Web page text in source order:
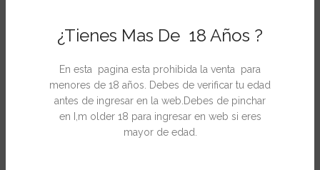
¿Tienes Mas De 18 Años ?
En esta pagina esta prohibida la venta para
menores de 18 años. Debes de verificar tu edad
antes de ingresar en la web.Debes de pinchar
en I,m older 18 para ingresar en web si eres
mayor de edad.
– Altura: 70 – 80 cm.
– Periodo de cultivo: De Abril a Noviembre.